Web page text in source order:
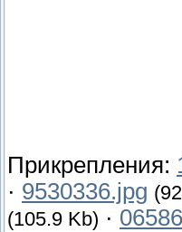
Прикрепления:
· 9530336.jpg
(105.9 Kb) ·